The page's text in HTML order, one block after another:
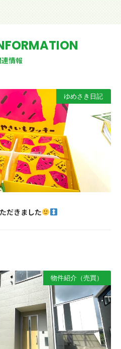
連情報
ゆめさき日記
だきました
物件紹介（売買）